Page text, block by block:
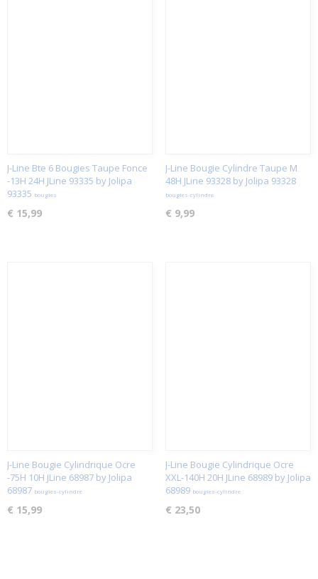
J-Line Bte 6 Bougies Taupe Fonce
-13H 24H JLine 93335 by Jolipa
93335 bougies
€ 15,99
J-Line Bougie Cylindre Taupe M
48H JLine 93328 by Jolipa 93328
bougies-cylindre
€ 9,99
J-Line Bougie Cylindrique Ocre
-75H 10H JLine 68987 by Jolipa
68987 bougies-cylindre
€ 15,99
J-Line Bougie Cylindrique Ocre
XXL-140H 20H JLine 68989 by Jolipa
68989 bougies-cylindre
€ 23,50